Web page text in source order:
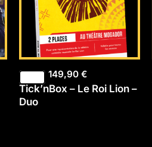
149,90€
Tick’nBox – Le Roi Lion –
Duo